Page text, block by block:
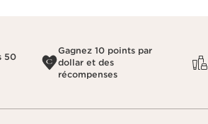
50
Gagnez 10 points par
dollar et des
récompenses